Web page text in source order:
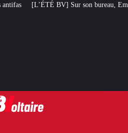
Emmanuel Macron a posé le livre d’un